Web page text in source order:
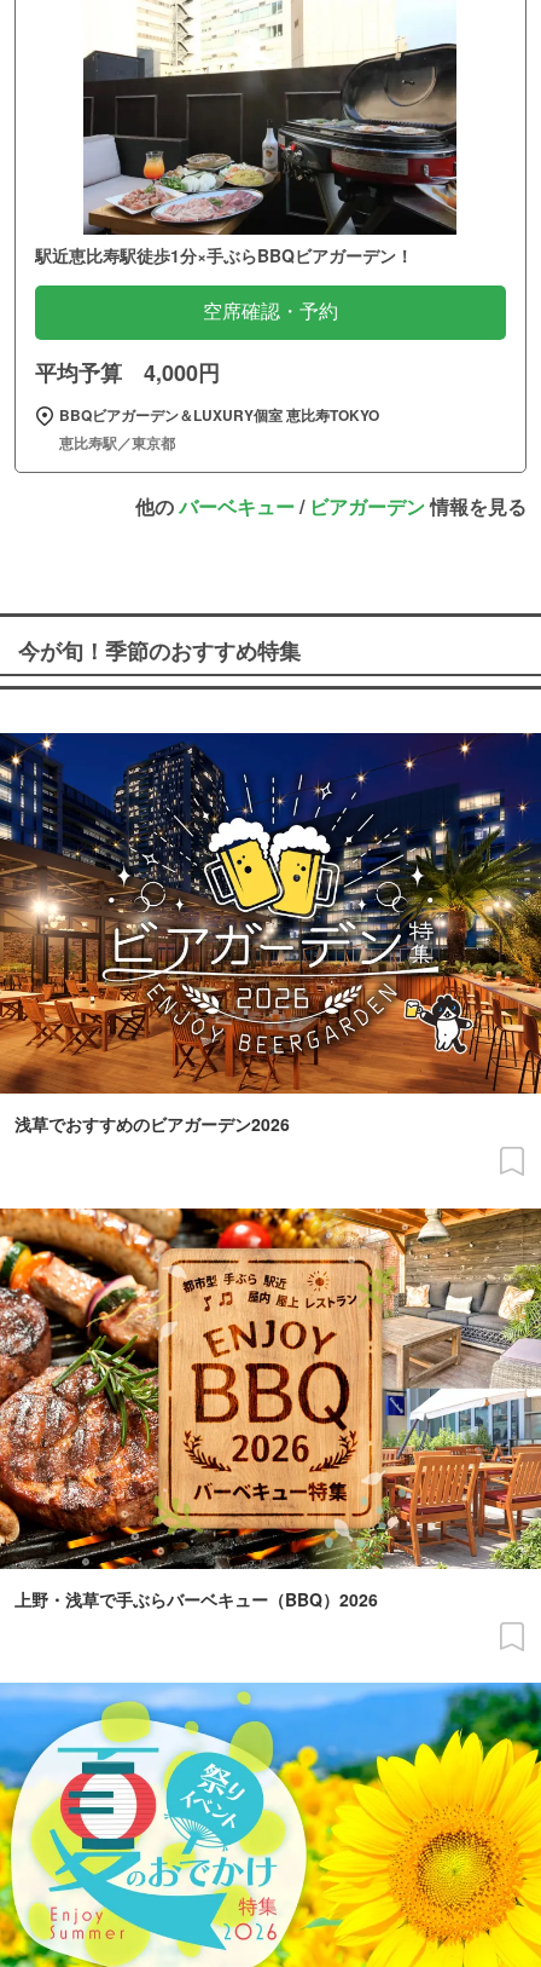
駅近恵比寿駅徒歩1分×手ぶらBBQビアガーデン！
空席確認・予約
平均予算 4,000円
BBQビアガーデン＆LUXURY個室 恵比寿TOKYO
恵比寿駅／東京都
他のバーベキュー/ ビアガーデン情報を見る
今が旬！季節のおすすめ特集
浅草でおすすめのビアガーデン2026
上野・浅草で手ぶらバーベキュー（BBQ）2026